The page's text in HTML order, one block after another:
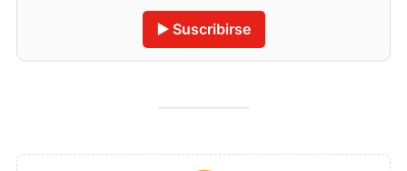
▶️ Suscribirse